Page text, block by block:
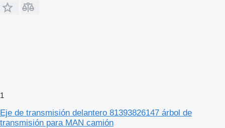
1
Eje de transmisión delantero 81393826147 árbol de
transmisión para MAN camión